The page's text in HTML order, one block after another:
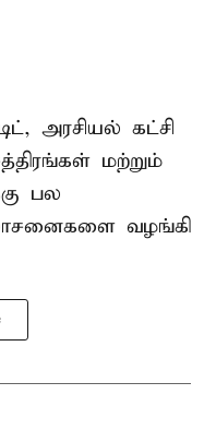
அரசியல் கட்சி
மற்றும்
பல
வழங்கி